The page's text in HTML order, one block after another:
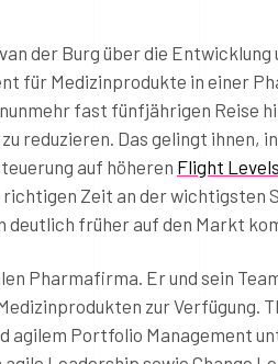
der Burg über die Entwicklung
für Medizinprodukte in einer
fast fünfjährigen Reise
reduzieren. Das gelingt ihnen,
auf höheren Flight Levels
Zeit an der wichtigsten
deutlich früher auf den Markt
Pharmafirma. Er und sein
zur Verfügung.
Portfolio Management